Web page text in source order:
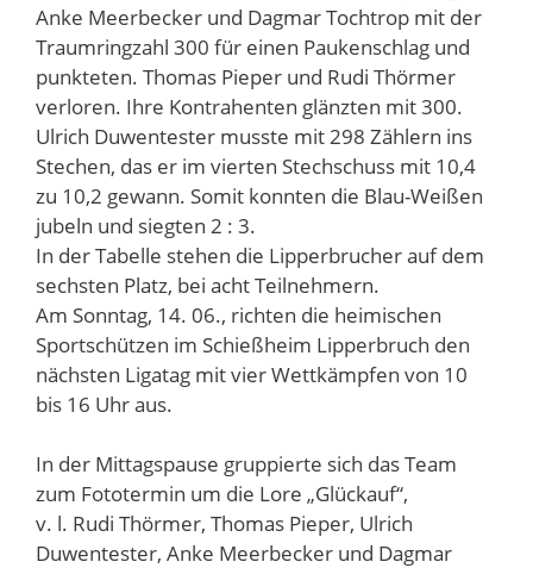
Anke Meerbecker und Dagmar Tochtrop mit der
Traumringzahl 300 für einen Paukenschlag und
punkteten. Thomas Pieper und Rudi Thörmer
verloren. Ihre Kontrahenten glänzten mit 300.
Ulrich Duwentester musste mit 298 Zählern ins
Stechen, das er im vierten Stechschuss mit 10,4
zu 10,2 gewann. Somit konnten die Blau-Weißen
jubeln und siegten 2 : 3.
In der Tabelle stehen die Lipperbrucher auf dem
sechsten Platz, bei acht Teilnehmern.
Am Sonntag, 14. 06., richten die heimischen
Sportschützen im Schießheim Lipperbruch den
nächsten Ligatag mit vier Wettkämpfen von 10
bis 16 Uhr aus.
In der Mittagspause gruppierte sich das Team
zum Fototermin um die Lore „Glückauf“,
v. l. Rudi Thörmer, Thomas Pieper, Ulrich
Duwentester, Anke Meerbecker und Dagmar